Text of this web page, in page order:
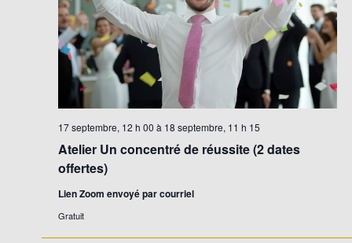
Atelier Un concentré de réussite (2 dates
offertes)
17 septembre, 12 h 00 à 18 septembre, 11 h 15
Lien Zoom envoyé par courriel
Gratuit